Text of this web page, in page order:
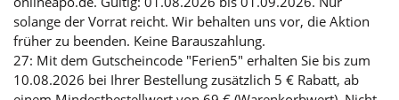
solange der Vorrat reicht. Wir behalten uns vor, die Aktion
früher zu beenden. Keine Barauszahlung.
27: Mit dem Gutscheincode "Ferien5" erhalten Sie bis zum
10.08.2026 bei Ihrer Bestellung zusätzlich 5 € Rabatt, ab